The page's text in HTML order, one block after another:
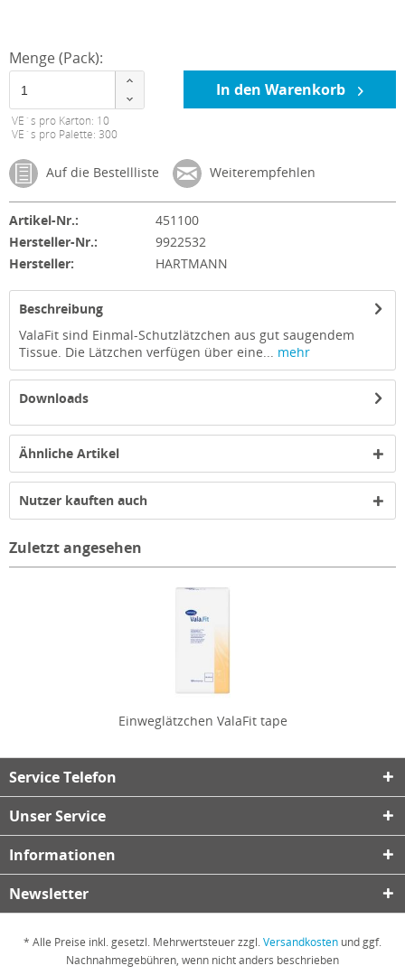
Menge (Pack):
VE´s pro Karton: 10
VE´s pro Palette: 300
In den Warenkorb
Auf die Bestellliste Weiterempfehlen
Artikel-Nr.:
451100
Hersteller-Nr.:
9922532
Hersteller:
HARTMANN
Beschreibung
ValaFit sind Einmal-Schutzlätzchen aus gut saugendem
Tissue. Die Lätzchen verfügen über eine... mehr
Downloads
Ähnliche Artikel
Nutzer kauften auch
Zuletzt angesehen
Einweglätzchen ValaFit tape
Service Telefon
Unser Service
Informationen
Newsletter
* Alle Preise inkl. gesetzl. Mehrwertsteuer zzgl.Versandkosten und ggf.
Nachnahmegebühren, wenn nicht anders beschrieben